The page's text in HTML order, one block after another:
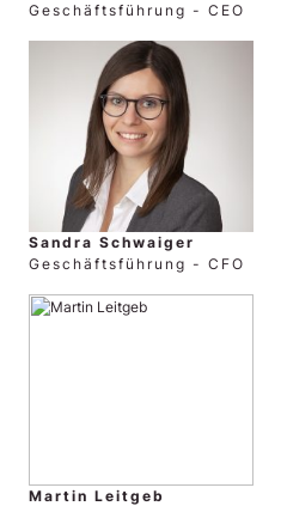
Geschäftsführung - CEO
Sandra Schwaiger
Geschäftsführung - CFO
Martin Leitgeb